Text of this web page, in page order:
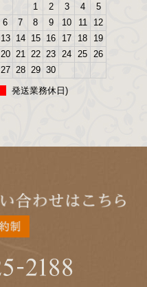
1
2 3 4
5
6
7 8 9 10 11
12
13
14 15 16 17 18
19
20
21 22 23 24 25
26
27
28 29 30
発送業務休日)